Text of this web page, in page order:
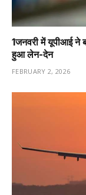
1️जनवरी में यूपीआई ने
हुआ लेन-देन
FEBRUARY 2, 2026